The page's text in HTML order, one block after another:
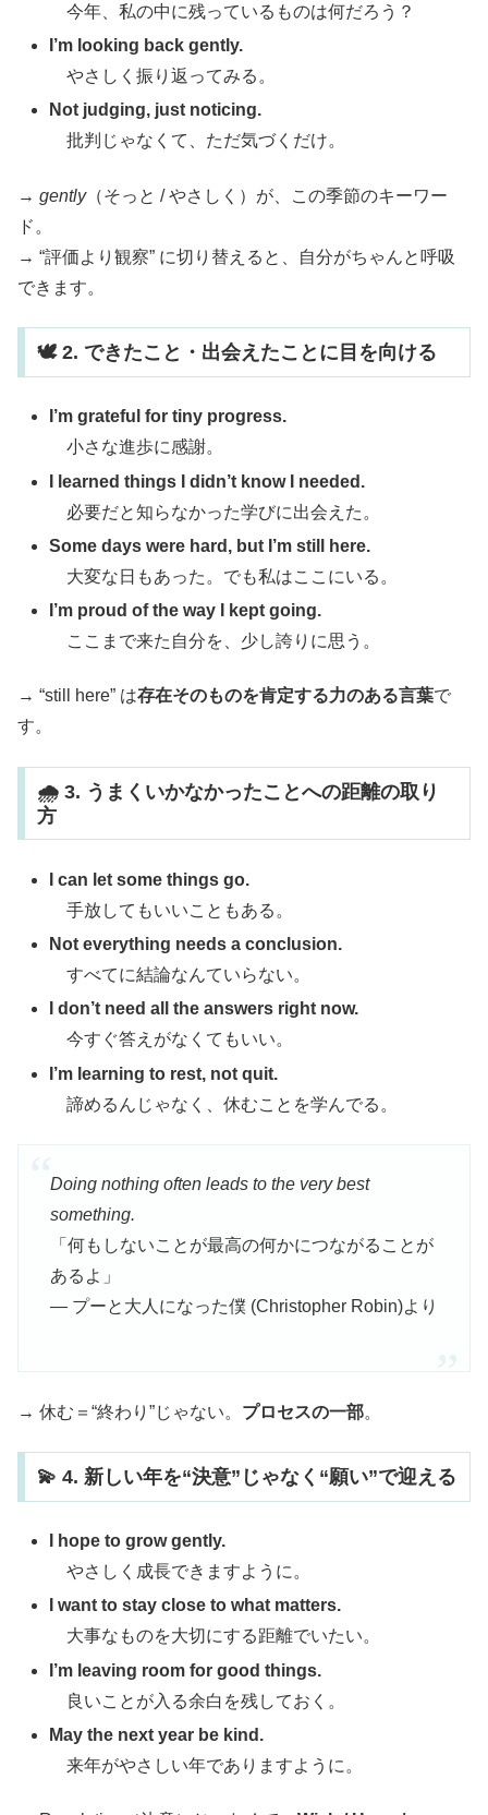
今年、私の中に残っているものは何だろう？
I’m looking back gently.
やさしく振り返ってみる。
Not judging, just noticing.
批判じゃなくて、ただ気づくだけ。
→ gently（そっと / やさしく）が、この季節のキーワー
ド。
→ “評価より観察” に切り替えると、自分がちゃんと呼吸
できます。
🕊️ 2. できたこと・出会えたことに目を向ける
I’m grateful for tiny progress.
小さな進歩に感謝。
I learned things I didn’t know I needed.
必要だと知らなかった学びに出会えた。
Some days were hard, but I’m still here.
大変な日もあった。でも私はここにいる。
I’m proud of the way I kept going.
ここまで来た自分を、少し誇りに思う。
→ “still here” は存在そのものを肯定する力のある言葉で
す。
🌧️ 3. うまくいかなかったことへの距離の取り
方
I can let some things go.
手放してもいいこともある。
Not everything needs a conclusion.
すべてに結論なんていらない。
I don’t need all the answers right now.
今すぐ答えがなくてもいい。
I’m learning to rest, not quit.
諦めるんじゃなく、休むことを学んでる。
Doing nothing often leads to the very best
something.
「何もしないことが最高の何かにつながることが
あるよ」
— プーと大人になった僕 (Christopher Robin)より
→ 休む＝“終わり”じゃない。 プロセスの一部。
💫 4. 新しい年を“決意”じゃなく“願い”で迎える
I hope to grow gently.
やさしく成長できますように。
I want to stay close to what matters.
大事なものを大切にする距離でいたい。
I’m leaving room for good things.
良いことが入る余白を残しておく。
May the next year be kind.
来年がやさしい年でありますように。